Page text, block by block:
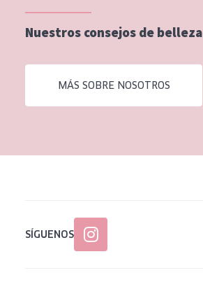
Piel mixata o grasa
Piel madura
Piel expuesta al sol
Piel menopáusica
Todas las edades
Nuestros consejos de belleza
MÁS SOBRE NOSOTROS
SÍGUENOS